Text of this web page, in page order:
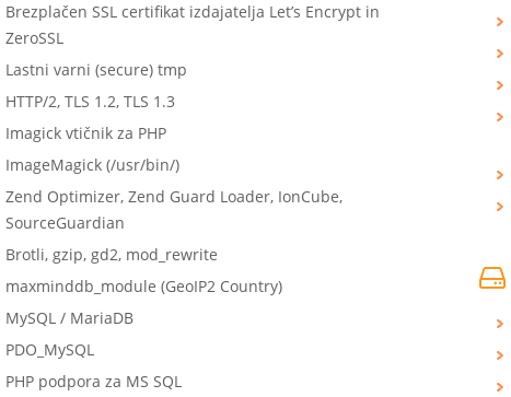
Brezplačen SSL certifikat izdajatelja Let’s Encrypt in
ZeroSSL
Lastni varni (secure) tmp
HTTP/2, TLS 1.2, TLS 1.3
Imagick vtičnik za PHP
ImageMagick (/usr/bin/)
Zend Optimizer, Zend Guard Loader, IonCube,
SourceGuardian
Brotli, gzip, gd2, mod_rewrite
maxminddb_module (GeoIP2 Country)
MySQL / MariaDB
PDO_MySQL
PHP podpora za MS SQL